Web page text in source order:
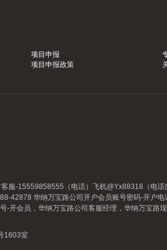
项目申报
项目申报政策
服-15559858555（电话）飞机@Yx88318（电
42878 华纳万宝路公司开户会员账号密码-开户
-开会员，华纳万宝路公司客服经理，华纳万宝路
1603室